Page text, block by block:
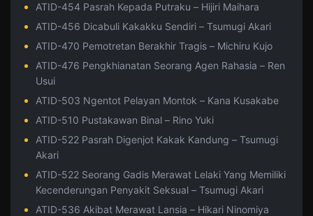
ATID-454 Pasrah Kepada Putraku – Hijiri Maihara
ATID-456 Dicabuli Kakakku Sendiri – Tsumugi Akari
ATID-470 Pemotretan Berakhir Tragis – Michiru Kujo
ATID-476 Pengkhianatan Seorang Agen Rahasia – Ren
Usui
ATID-503 Ngentot Pelayan Montok – Kana Kusakabe
ATID-510 Pustakawan Binal – Rino Yuki
ATID-522 Pasrah Digenjot Kakak Kandung – Tsumugi
Akari
ATID-522 Seorang Gadis Merawat Lelaki Yang Memiliki
Kecenderungan Penyakit Seksual – Tsumugi Akari
ATID-536 Akibat Merawat Lansia – Hikari Ninomiya